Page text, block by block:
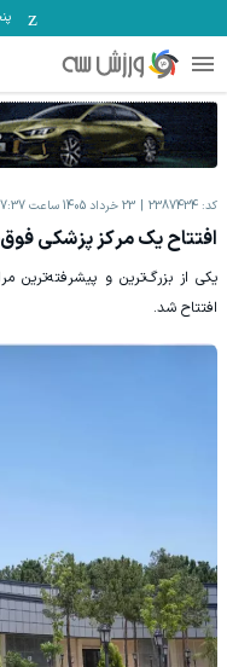
کد: 2387434 23 خرداد 1405 ساعت 17:37
افتتاح یک مرکز پزشکی
یکی از بزرگ‌ترین و پیشرفته‌ترین
افتتاح شد.